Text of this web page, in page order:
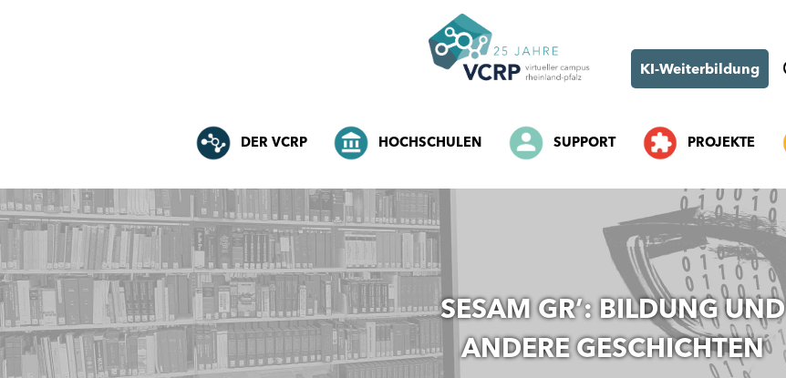
KI-Weiterbildung
SKIP
TO
CONTENT
DER VCRP HOCHSCHULEN SUPPORT PROJEKTE
SESAM GR’: BILDUNG UND
ANDERE GESCHICHTEN